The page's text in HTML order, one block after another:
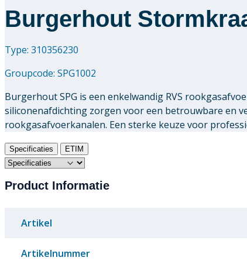
Burgerhout
Type: 310356230
Groupcode: SPG1002
Burgerhout SPG is een enkelwandig RVS
siliconenafdichting zorgen voor een betrouwbare en
rookgasafvoerkanalen. Een sterke keuze voor
Specificaties ETIM
Product Informatie
Artikel
Artikelnummer